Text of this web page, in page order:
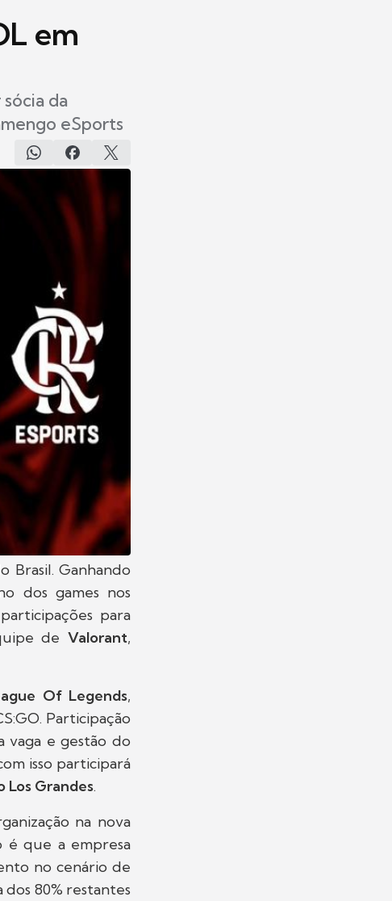
em
da
eSports
Brasil. Ganhando
dos games nos
para
de Valorant,
Of Legends,
Participação
vaga e gestão do
isso participará
Los Grandes.
na nova
é que a empresa
no cenário de
80% restantes